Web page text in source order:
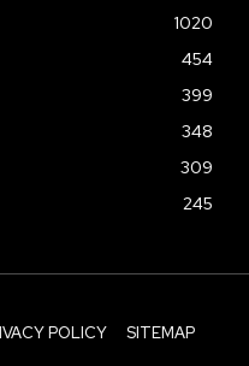
1020
454
399
348
309
245
POLICY SITEMAP